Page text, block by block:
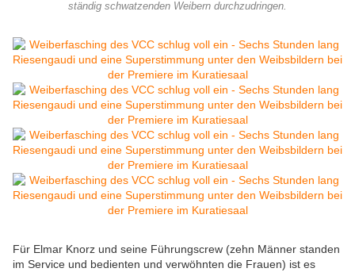
ständig schwatzenden Weibern durchzudringen.
Für Elmar Knorz und seine Führungscrew (zehn Männer standen
im Service und bedienten und verwöhnten die Frauen) ist es